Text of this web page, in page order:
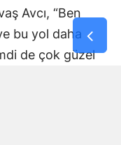
Avcı, “Ben
bu yol daha
de çok güzel